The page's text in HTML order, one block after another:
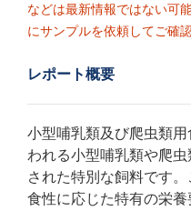
などは最新情報ではない可
にサンプルを依頼してご確
レポート概要
小型哺乳類及び爬虫類
われる小型哺乳類や爬
された特別な飼料です
食性に応じた特有の栄